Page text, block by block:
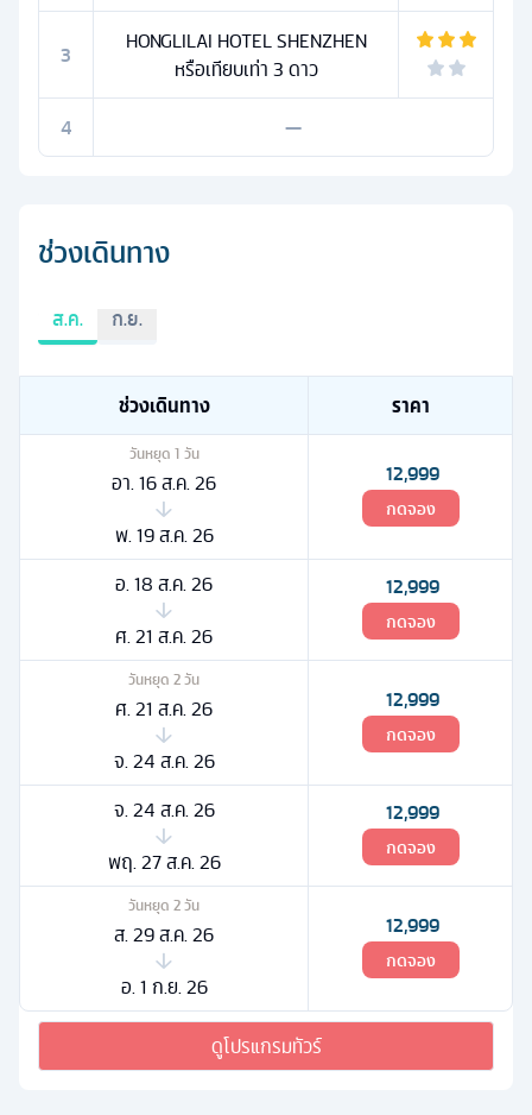
3
HONGLILAI HOTEL SHENZHEN
หรือเทียบเท่า 3 ดาว
4
—
ช่วงเดินทาง
ส.ค. ก.ย.
ช่วงเดินทาง ราคา
วันหยุด 1 วัน
อา. 16 ส.ค. 26
พ. 19 ส.ค. 26
12,999
กดจอง
อ. 18 ส.ค. 26
ศ. 21 ส.ค. 26
12,999
กดจอง
วันหยุด 2วัน
ศ. 21 ส.ค. 26
จ. 24 ส.ค. 26
12,999
กดจอง
จ. 24 ส.ค. 26
พฤ. 27 ส.ค. 26
12,999
กดจอง
วันหยุด 2วัน
ส. 29 ส.ค. 26
อ. 1 ก.ย. 26
12,999
กดจอง
ดูโปรแกรมทัวร์